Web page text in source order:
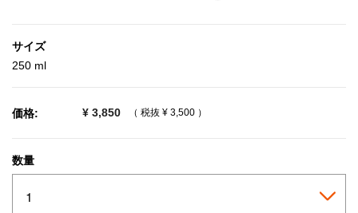
サイズ
250 ml
価格: ¥ 3,850 （ 税抜 ¥ 3,500 ）
数量